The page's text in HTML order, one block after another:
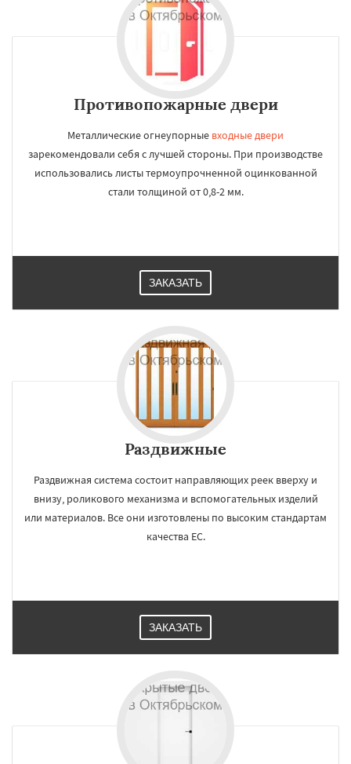
Противопожарные двери
Металлические огнеупорные входные двери
зарекомендовали себя с лучшей стороны. При производстве
использовались листы термоупрочненной оцинкованной
стали толщиной от 0,8-2 мм.
ЗАКАЗАТЬ
Раздвижные
Раздвижная система состоит направляющих реек вверху и
внизу, роликового механизма и вспомогательных изделий
или материалов. Все они изготовлены по высоким стандартам
качества ЕС.
ЗАКАЗАТЬ